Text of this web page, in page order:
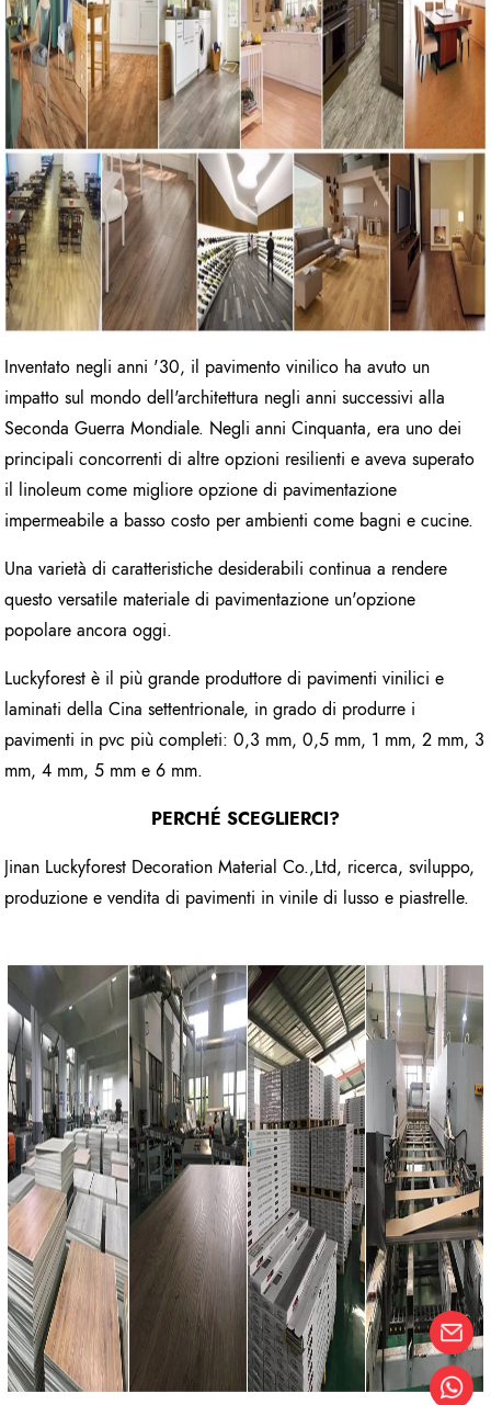
Inventato negli anni '30, il pavimento vinilico ha avuto un
impatto sul mondo dell'architettura negli anni successivi alla
Seconda Guerra Mondiale. Negli anni Cinquanta, era uno dei
principali concorrenti di altre opzioni resilienti e aveva superato
il linoleum come migliore opzione di pavimentazione
impermeabile a basso costo per ambienti come bagni e cucine.
Una varietà di caratteristiche desiderabili continua a rendere
questo versatile materiale di pavimentazione un'opzione
popolare ancora oggi.
Luckyforest è il più grande produttore di pavimenti vinilici e
laminati della Cina settentrionale, in grado di produrre i
pavimenti in pvc più completi: 0,3 mm, 0,5 mm, 1 mm, 2 mm, 3
mm, 4 mm, 5 mm e 6 mm.
PERCHÉ SCEGLIERCI?
Jinan Luckyforest Decoration Material Co.,Ltd, ricerca, sviluppo,
produzione e vendita di pavimenti in vinile di lusso e piastrelle.